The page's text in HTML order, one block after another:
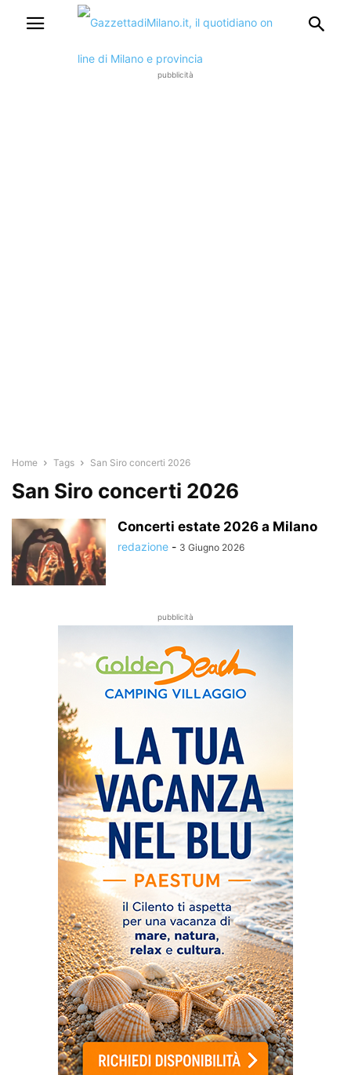
pubblicità
Home Tags San Siro concerti 2026
San Siro concerti 2026
Concerti estate 2026 a Milano
redazione - 3 Giugno 2026
pubblicità